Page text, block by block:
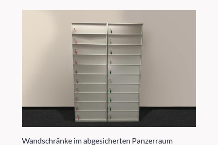
Wandschränke im abgesicherten Panzerraum